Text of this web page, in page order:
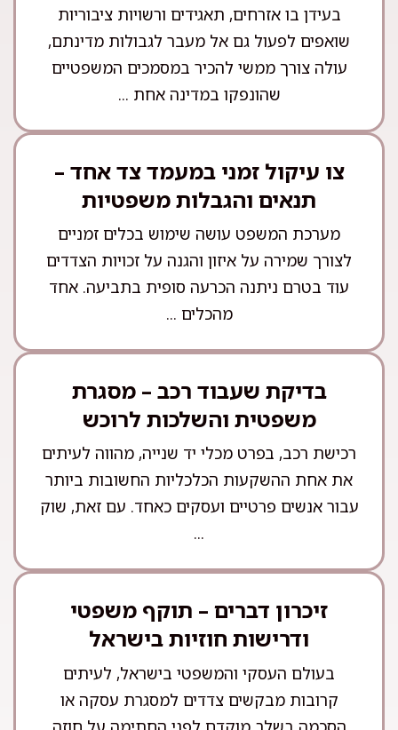
בעידן בו אזרחים, תאגידים ורשויות ציבוריות
שואפים לפעול גם אל מעבר לגבולות מדינתם,
עולה צורך ממשי להכיר במסמכים המשפטיים
שהונפקו במדינה אחת ...
צו עיקול זמני במעמד צד אחד –
תנאים והגבלות משפטיות
מערכת המשפט עושה שימוש בכלים זמניים
לצורך שמירה על איזון והגנה על זכויות הצדדים
עוד בטרם ניתנה הכרעה סופית בתביעה. אחד
מהכלים ...
בדיקת שעבוד רכב – מסגרת
משפטית והשלכות לרוכש
רכישת רכב, בפרט מכלי יד שנייה, מהווה לעיתים
את אחת ההשקעות הכלכליות החשובות ביותר
עבור אנשים פרטיים ועסקים כאחד. עם זאת, שוק
...
זיכרון דברים – תוקף משפטי
ודרישות חוזיות בישראל
בעולם העסקי והמשפטי בישראל, לעיתים
קרובות מבקשים צדדים למסגרת עסקה או